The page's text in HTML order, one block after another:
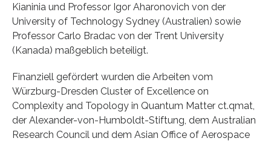
Kianinia und Professor Igor Aharonovich von der
University of Technology Sydney (Australien) sowie
Professor Carlo Bradac von der Trent University
(Kanada) maßgeblich beteiligt.
Finanziell gefördert wurden die Arbeiten vom
Würzburg-Dresden Cluster of Excellence on
Complexity and Topology in Quantum Matter ct.qmat,
der Alexander-von-Humboldt-Stiftung, dem Australian
Research Council und dem Asian Office of Aerospace